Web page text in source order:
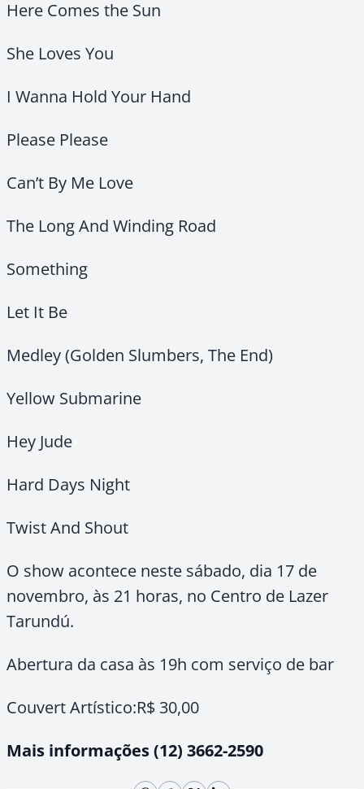
Here Comes the Sun
She Loves You
I Wanna Hold Your Hand
Please Please
Can’t By Me Love
The Long And Winding Road
Something
Let It Be
Medley (Golden Slumbers, The End)
Yellow Submarine
Hey Jude
Hard Days Night
Twist And Shout
O show acontece neste sábado, dia 17 de
novembro, às 21 horas, no Centro de Lazer
Tarundú.
Abertura da casa às 19h com serviço de bar
Couvert Artístico:R$ 30,00
Mais informações (12) 3662-2590